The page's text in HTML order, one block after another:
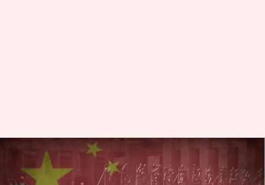
కరోనా వైరస్‌ను తయారు చేసింది
చైనానే; వుహాన్ ల్యాబ్ శాస్త్రవేత్త